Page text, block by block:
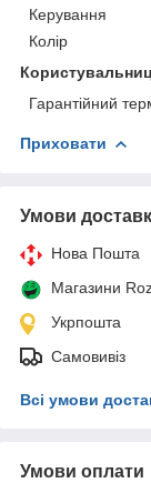
Керування
Колір
Гарантійний
Приховати
Умови
Нова Пошта
Магазини
Укрпошта
Самовивіз
Всі умови
Умови оплати